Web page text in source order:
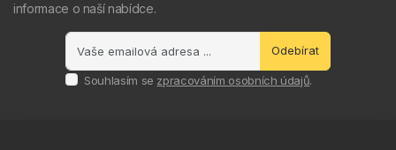
informace o naší nabídce.
Odebírat
Souhlasím se zpracováním osobních údajů.